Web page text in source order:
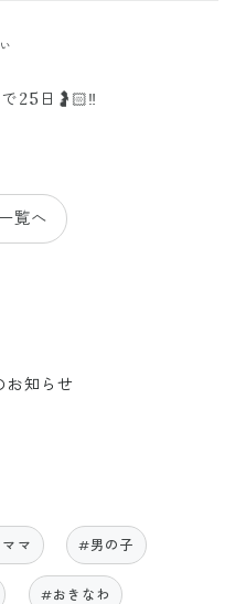
25日🤰🏻‼️
覧へ
知らせ
マ #男の子
#おきなわ